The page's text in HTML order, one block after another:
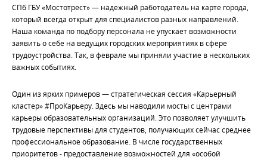
СПб ГБУ «Мостотрест» — надежный работодатель на карте города,
который всегда открыт для специалистов разных направлений.
Наша команда по подбору персонала не упускает возможности
заявить о себе на ведущих городских мероприятиях в сфере
трудоустройства. Так, в феврале мы приняли участие в нескольких
важных событиях.
Один из ярких примеров — стратегическая сессия «Карьерный
кластер» #ПроКарьеру. Здесь мы наводили мосты с центрами
карьеры образовательных организаций. Это позволяет улучшить
трудовые перспективы для студентов, получающих сейчас среднее
профессиональное образование. В числе государственных
приоритетов - предоставление возможностей для «особой